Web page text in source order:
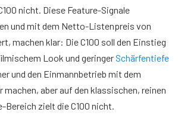
nicht. Diese Feature-Signale
und mit dem Netto-Listenpreis von
machen klar: Die C100 soll den Einstieg
Look und geringerSchärfentiefe
und den Einmannbetrieb mit dem
machen, aber auf den klassischen, reinen
Bereich zielt die C100 nicht.